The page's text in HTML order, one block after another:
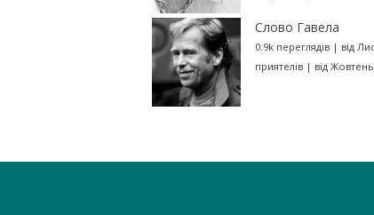
Слово Гавела
0.9k переглядів| від
приятелів| від